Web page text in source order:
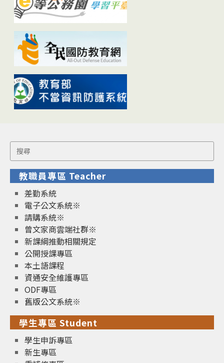
Search
for:
教職員專區 Teacher
差勤系統
電子公文系統※
請購系統※
曾文家商雲端社群※
新課綱推動相關規定
公開授課專區
本土語課程
資通安全維護專區
ODF專區
舊版公文系統※
學生專區 Student
學生申訴專區
新生專區